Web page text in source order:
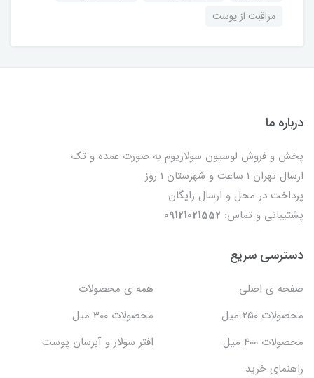
مراقبت از پوست
درباره ما
پخش و فروش لوسیون سولاریوم به صورت عمده و تک
ارسال تهران 1 ساعت و شهرستان 1 روز
پرداخت در محل و ارسال رایگان
پشتیبانی و تماس: 09121021552
دسترسی سریع
صفحه ی اصلی
همه ی محصولات
محصولات 250 میل
محصولات 300 میل
محصولات 400 میل
افتر سولار و آبرسان پوست
راهنمای خرید